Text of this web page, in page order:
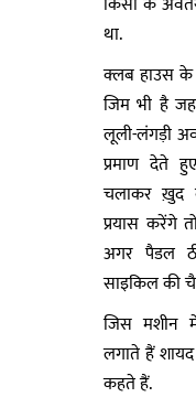
था.
क्लब हाउस के
जिम भी है
लूली-लंगड़ी
प्रमाण देते
चलाकर ख़ुद
प्रयास करेंगे
अगर पैडल
साइकिल की
जिस मशीन में
लगाते हैं
कहते हैं.